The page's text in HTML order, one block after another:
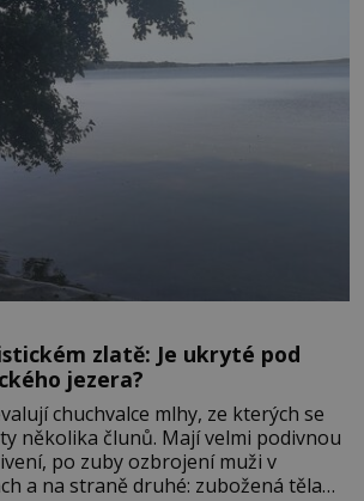
zlatě: Je ukryté pod
jezera?
chuchvalce mlhy, ze kterých se
několika člunů. Mají velmi podivnou
po zuby ozbrojení muži v
a na straně druhé: zubožená těla